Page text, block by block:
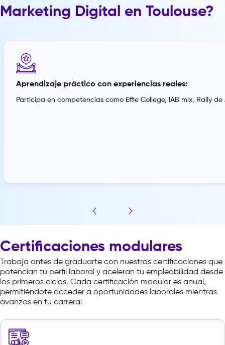
Marketing Digital en Toulouse?
Aprendizaje práctico con experiencias reales:
Participa en competencias como Effie College, IAB mix, Rally
Certificaciones modulares
Trabaja antes de graduarte con nuestras certificaciones que
potencian tu perfil laboral y aceleran tu empleabilidad desde
los primeros ciclos. Cada certificación modular es anual,
permitiéndote acceder a oportunidades laborales mientras
avanzas en tu carrera: